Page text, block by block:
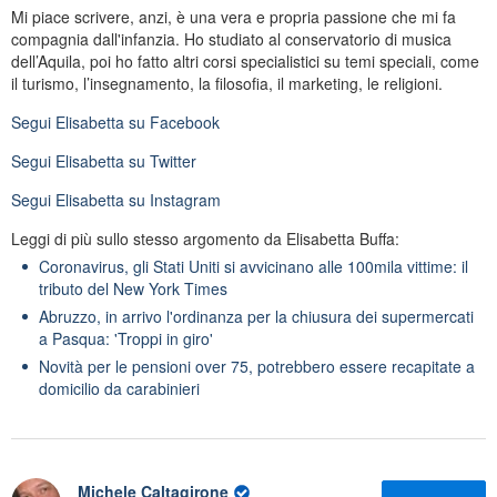
Mi piace scrivere, anzi, è una vera e propria passione che mi fa
compagnia dall'infanzia. Ho studiato al conservatorio di musica
dell’Aquila, poi ho fatto altri corsi specialistici su temi speciali, come
il turismo, l’insegnamento, la filosofia, il marketing, le religioni.
Segui Elisabetta su Facebook
Segui Elisabetta su Twitter
Segui Elisabetta su Instagram
Leggi di più sullo stesso argomento da Elisabetta Buffa:
Coronavirus, gli Stati Uniti si avvicinano alle 100mila vittime: il
tributo del New York Times
Abruzzo, in arrivo l'ordinanza per la chiusura dei supermercati
a Pasqua: 'Troppi in giro'
Novità per le pensioni over 75, potrebbero essere recapitate a
domicilio da carabinieri
Michele Caltagirone